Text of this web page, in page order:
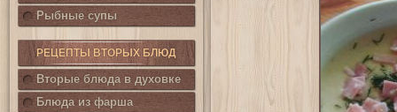
Рыбные супы
РЕЦЕПТЫ ВТОРЫХ БЛЮД
Вторые блюда в духовке
Блюда из фарша